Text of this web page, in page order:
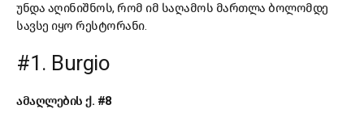
უნდა აღინიშნოს, რომ იმ საღამოს მართლა ბოლომდე
სავსე იყო რესტორანი.
#1. Burgio
ამაღლების ქ. #8